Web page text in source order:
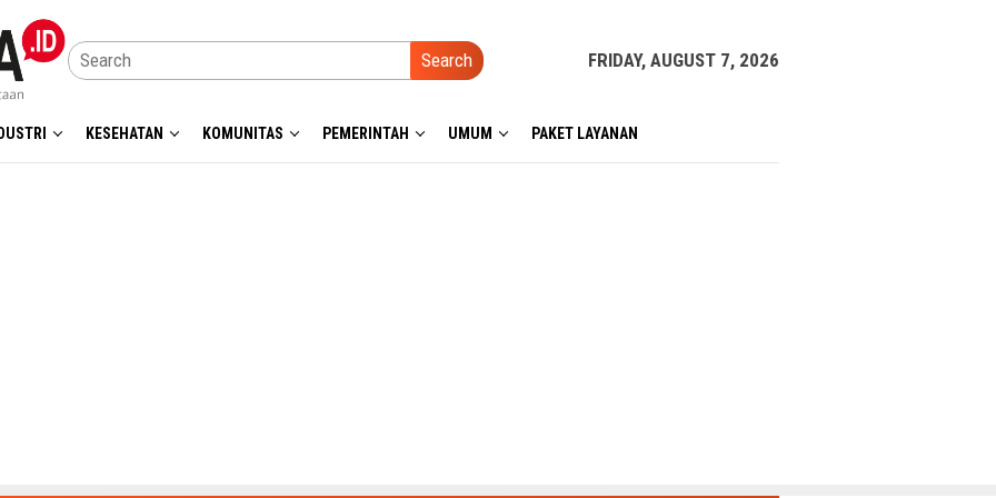
Search FRIDAY, AUGUST 7, 2026
KESEHATAN KOMUNITAS PEMERINTAH UMUM PAKET LAYANAN